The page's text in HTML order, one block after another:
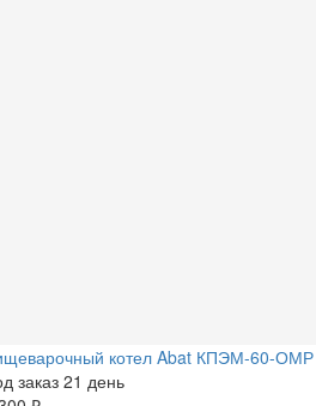
котел Abat КПЭМ-60-ОМР
заказ 21 день